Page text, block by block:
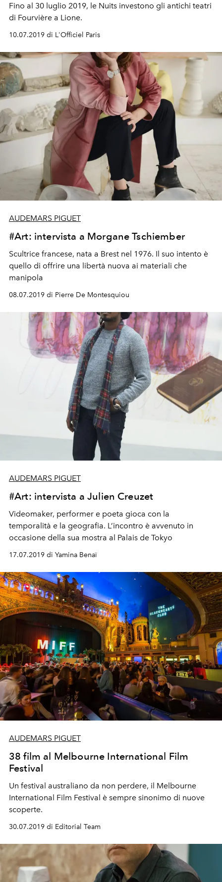
Fino al 30 luglio 2019, le Nuits investono gli antichi teatri
di Fourvière a Lione.
10.07.2019 di L'Officiel Paris
AUDEMARS PIGUET
#Art: intervista a Morgane Tschiember
Scultrice francese, nata a Brest nel 1976. Il suo intento è
quello di offrire una libertà nuova ai materiali che
manipola
08.07.2019 di Pierre De Montesquiou
AUDEMARS PIGUET
#Art: intervista a Julien Creuzet
Videomaker, performer e poeta gioca con la
temporalità e la geografia. L’incontro è avvenuto in
occasione della sua mostra al Palais de Tokyo
17.07.2019 di Yamina Benaï
AUDEMARS PIGUET
38 film al Melbourne International Film
Festival
Un festival australiano da non perdere, il Melbourne
International Film Festival è sempre sinonimo di nuove
scoperte.
30.07.2019 di Editorial Team